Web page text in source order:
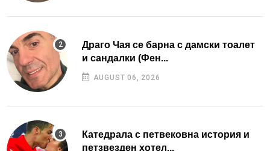
Драго Чая се барна с дамски тоалет
и сандалки (Фен...
AUGUST 06, 2026
Катедрала с петвековна история и
петзвезден хотел...